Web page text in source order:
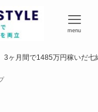
menu
3ヶ月間で1485万円稼いだ七